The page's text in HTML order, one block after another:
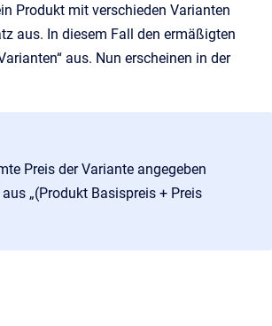
Produkt mit verschieden Varianten
aus. In diesem Fall den ermäßigten
aus. Nun erscheinen in der
Preis der Variante angegeben
„(Produkt Basispreis + Preis